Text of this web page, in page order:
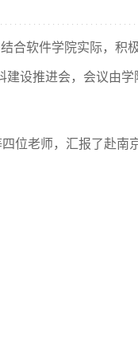
合软件学院实际， 积
设推进会，会议由学
位老师，汇报了赴南